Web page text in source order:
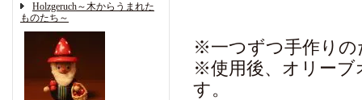
Holzgeruch～木からうまれた
ものたち～
※一つずつ手作りの
※使用後、オリーブ
す。